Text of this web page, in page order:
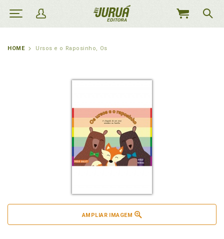
MEU
HOME Ursos e o Raposinho, Os
AMPLIAR IMAGEM